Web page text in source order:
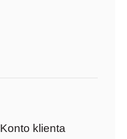
Konto klienta